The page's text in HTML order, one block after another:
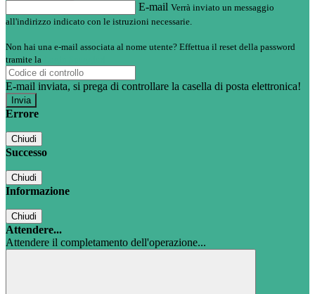
E-mail Verrà inviato un messaggio
all'indirizzo indicato con le istruzioni necessarie.
Non hai una e-mail associata al nome utente? Effettua il reset della password
tramite la
E-mail inviata, si prega di controllare la casella di posta elettronica!
Errore
Chiudi
Successo
Chiudi
Informazione
Chiudi
Attendere...
Attendere il completamento dell'operazione...